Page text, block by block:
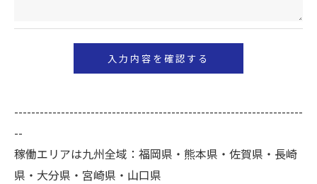
当社では、お客様の個人情報の開示･訂正･削除・利
個人情報の開示･訂正･削除・利用停止の具体的手続
きにつきましては、お電話でお問合せ下さい。
--------------------------------------------------------------------
--
稼働エリアは九州全域：福岡県・熊本県・佐賀県・長崎
県・大分県・宮崎県・山口県